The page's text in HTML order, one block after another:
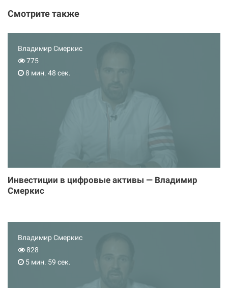
Смотрите также
Владимир Смеркис
775
8 мин. 48 сек.
Инвестиции в цифровые активы — Владимир
Смеркис
Владимир Смеркис
828
5 мин. 59 сек.